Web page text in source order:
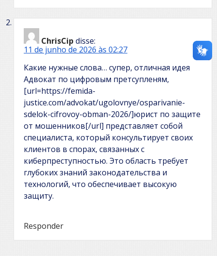
ChrisCip disse:
11 de junho de 2026 às 02:27
Какие нужные слова… супер, отличная идея
Адвокат по цифровым претсупленям,
[url=https://femida-
justice.com/advokat/ugolovnye/osparivanie-
sdelok-cifrovoy-obman-2026/]юрист по защите
от мошенников[/url] представляет собой
специалиста, который консультирует своих
клиентов в спорах, связанных с
киберпреступностью. Это область требует
глубоких знаний законодательства и
технологий, что обеспечивает высокую
защиту.
Responder